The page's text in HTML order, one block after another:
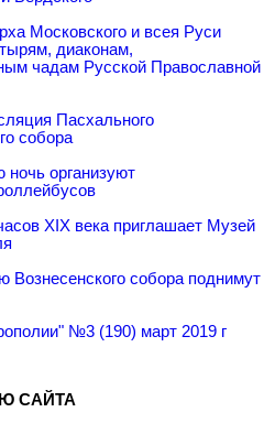
Московского и всея Руси
диаконам,
чадам Русской Православной
Пасхального
собора
ночь организуют
XIX века приглашает Музей
Вознесенского собора поднимут
№3 (190) март 2019 г
САЙТА